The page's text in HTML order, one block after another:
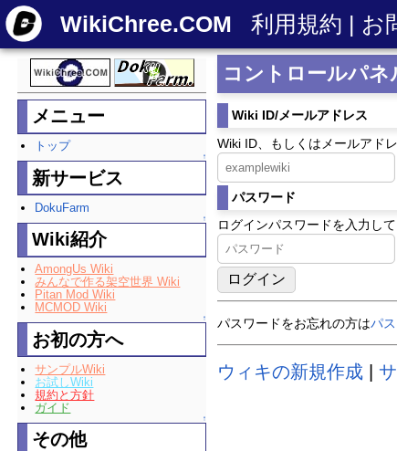
WikiChree.COM 利用規約 | お
コントロールパネ
Wiki ID/メールアドレス
Wiki ID、もしくはメールアド
パスワード
ログインパスワードを入力して
パスワードをお忘れの方はパ
ウィキの新規作成|
メニュー
トップ
↑
新サービス
DokuFarm
↑
Wiki紹介
AmongUs Wiki
みんなで作る架空世界 Wiki
Pitan Mod Wiki
MCMOD Wiki
↑
お初の方へ
サンプルWiki
お試しWiki
規約と方針
ガイド
↑
その他